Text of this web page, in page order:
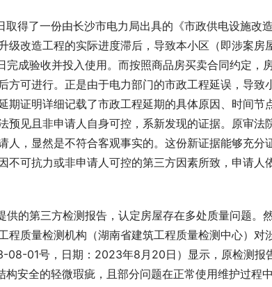
得了一份由长沙市电力局出具的《市政供电设施改
级改造工程的实际进度滞后，导致本小区（即涉案房
成验收并投入使用。而按照商品房买卖合同约定，
方可进行。正是由于电力部门的市政工程延误，导致
期证明详细记载了市政工程延期的具体原因、时间节
预见且非申请人自身可控，系新发现的证据。原审法
人，显然是不符合客观事实的。这份新证据能够充分
不可抗力或非申请人可控的第三方因素所致，申请人
供的第三方检测报告，认定房屋存在多处质量问题。
程质量检测机构（湖南省建筑工程质量检测中心）对
08-01号，日期：2023年8月20日）显示，原检测报
安全的轻微瑕疵，且部分问题在正常使用维护过程